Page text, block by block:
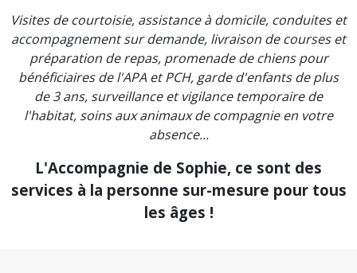
Visites de courtoisie, assistance à domicile, conduites et
accompagnement sur demande, livraison de courses et
préparation de repas, promenade de chiens pour
bénéficiaires de l'APA et PCH, garde d'enfants de plus
de 3 ans, surveillance et vigilance temporaire de
l'habitat, soins aux animaux de compagnie en votre
absence...
L'Accompagnie de Sophie, ce sont des
services à la personne sur-mesure pour tous
les âges !